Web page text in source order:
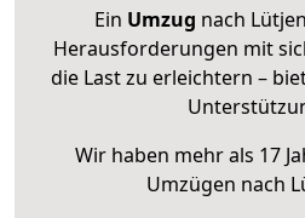
Ein Umzug nach
Herausforderungen mit
die Last zu erleichtern –
Wir haben mehr als 17
Umzügen nach